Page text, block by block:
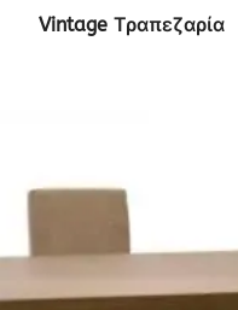
ΔΕΙΤΕ ΤΟ ΠΡΟΪΟΝ
Vintage Τραπεζαρία